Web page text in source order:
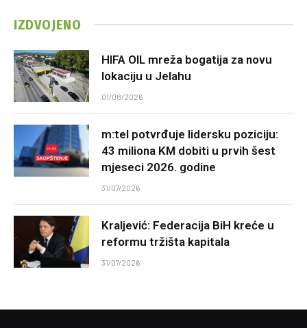
IZDVOJENO
HIFA OIL mreža bogatija za novu
lokaciju u Jelahu
01/08/2026
m:tel potvrđuje lidersku poziciju:
43 miliona KM dobiti u prvih šest
mjeseci 2026. godine
31/07/2026
Kraljević: Federacija BiH kreće u
reformu tržišta kapitala
31/07/2026